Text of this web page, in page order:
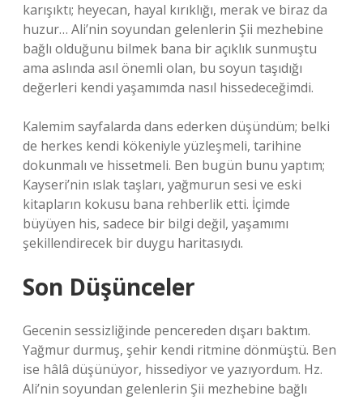
karışıktı; heyecan, hayal kırıklığı, merak ve biraz da
huzur… Ali’nin soyundan gelenlerin Şii mezhebine
bağlı olduğunu bilmek bana bir açıklık sunmuştu
ama aslında asıl önemli olan, bu soyun taşıdığı
değerleri kendi yaşamımda nasıl hissedeceğimdi.
Kalemim sayfalarda dans ederken düşündüm; belki
de herkes kendi kökeniyle yüzleşmeli, tarihine
dokunmalı ve hissetmeli. Ben bugün bunu yaptım;
Kayseri’nin ıslak taşları, yağmurun sesi ve eski
kitapların kokusu bana rehberlik etti. İçimde
büyüyen his, sadece bir bilgi değil, yaşamımı
şekillendirecek bir duygu haritasıydı.
Son Düşünceler
Gecenin sessizliğinde pencereden dışarı baktım.
Yağmur durmuş, şehir kendi ritmine dönmüştü. Ben
ise hâlâ düşünüyor, hissediyor ve yazıyordum. Hz.
Ali’nin soyundan gelenlerin Şii mezhebine bağlı